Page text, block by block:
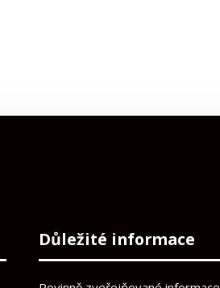
Důležité informace